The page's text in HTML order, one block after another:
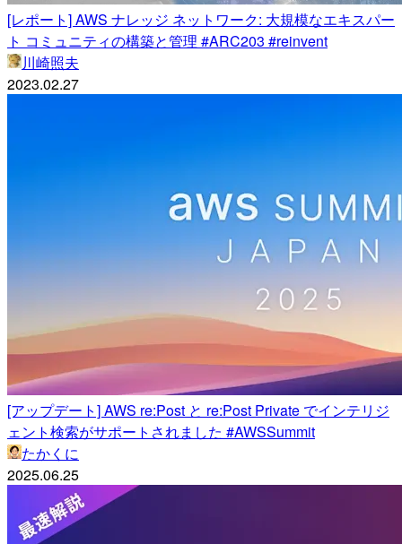
[レポート] AWS ナレッジ ネットワーク: 大規模なエキスパー
ト コミュニティの構築と管理 #ARC203 #reinvent
川崎照夫
2023.02.27
[アップデート] AWS re:Post と re:Post Private でインテリジ
ェント検索がサポートされました #AWSSummit
たかくに
2025.06.25